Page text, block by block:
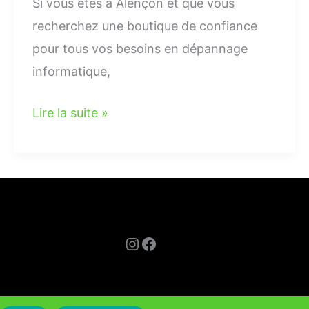
Si vous êtes à Alençon et que vous
recherchez une boutique de confiance
pour tous vos besoins en dépannage
informatique,
Lire la suite »